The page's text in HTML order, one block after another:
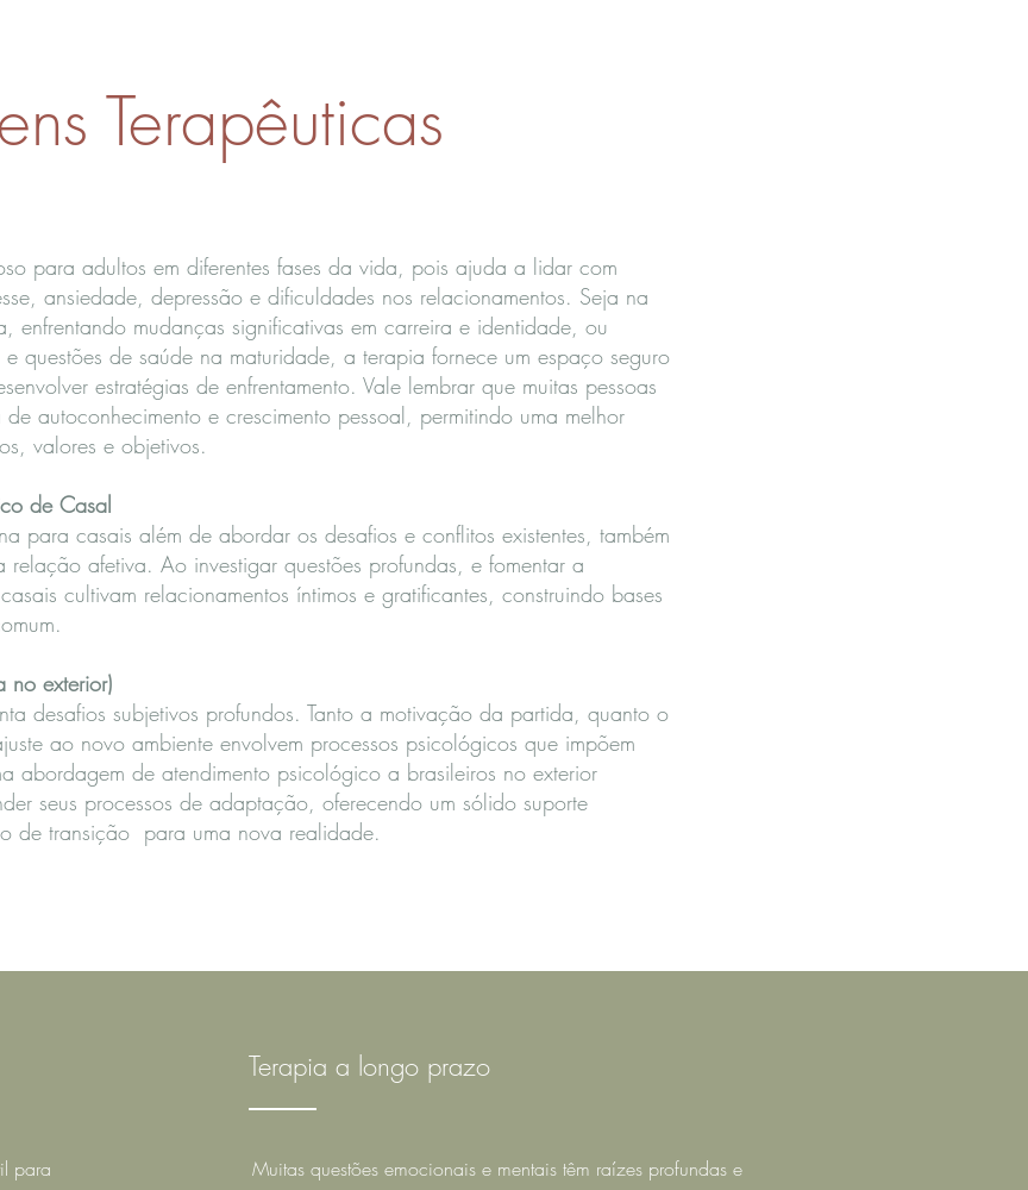
Terapêuticas
para adultos em diferentes fases da vida, pois ajuda a lidar com
ansiedade, depressão e dificuldades nos relacionamentos. Seja na
enfrentando mudanças significativas em carreira e identidade, ou
questões de saúde na maturidade, a terapia fornece um espaço seguro
estratégias de enfrentamento. Vale lembrar que muitas pessoas
autoconhecimento e crescimento pessoal, permitindo uma melhor
valores e objetivos.
de Casal​
para casais além de abordar os desafios e conflitos existentes, também
afetiva. Ao investigar questões profundas, e fomentar a
cultivam relacionamentos íntimos e gratificantes, construindo bases
no exterior)
desafios subjetivos profundos. Tanto a motivação da partida, quanto o
ao novo ambiente envolvem processos psicológicos que impõem
abordagem de atendimento psicológico a brasileiros no exterior
seus processos de adaptação, oferecendo um sólido suporte
de transição para uma nova realidade.
Terapia a longo prazo
para
Muitas questões emocionais e mentais têm raízes profundas e